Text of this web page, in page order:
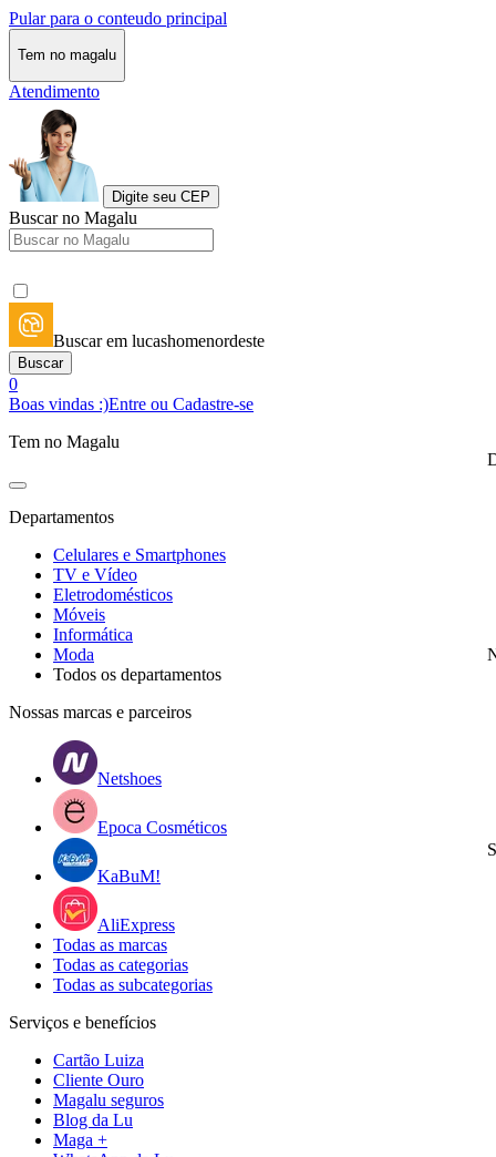
Pular para o conteudo principal
Tem no magalu
Atendimento
Digite seu CEP
Buscar no Magalu
Buscar em lucashomenordeste
Buscar
0
Boas vindas :)Entre ou Cadastre-se
Tem no Magalu
Departamentos
Celulares e Smartphones
TV e Vídeo
Eletrodomésticos
Móveis
Informática
Moda
Todos os departamentos
Nossas marcas e parceiros
Netshoes
Epoca Cosméticos
KaBuM!
AliExpress
Todas as marcas
Todas as categorias
Todas as subcategorias
Serviços e benefícios
Cartão Luiza
Cliente Ouro
Magalu seguros
Blog da Lu
Maga +